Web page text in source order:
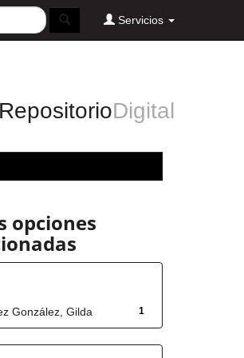
Servicios
RepositorioDigital
opciones
1
González, Gilda